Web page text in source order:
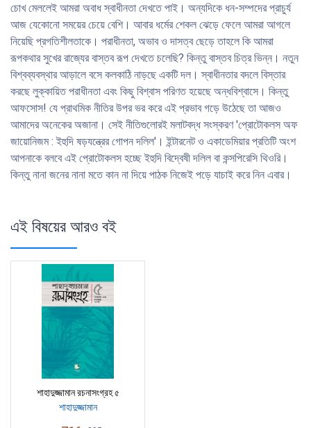
চোখ মেললেই আমরা অবাধ স্বাধীনতা দেখতে পাই। অন্যদিকে ধন-সম্পদের প্রাচুর্য
আজ যেকোনো সময়ের চেয়ে বেশি। আবার ধর্মের শেকল ঝেড়ে ফেলে আমরা আগলে
নিয়েছি প্রগতিশীলতাকে। পরাধীনতা, অভাব ও দাসত্ব ছেড়ে তাহলে কি আমরা
রূপকথার সুখের রাজ্যের বাস্তব রূপ দেখতে চলেছি? কিন্তু বাস্তব চিত্র ভিন্ন। নতুন
বিশ্বব্যবস্থার আড়ালে বসে কলকাঠি নাড়ছে একটি দল। স্বাধীনতার বদলে বিস্তার
করছে লুক্কায়িত পরাধীনতা এবং কিছু বিশ্বাস পরিণত হয়েছে অন্ধবিশ্বাসে। কিন্তু
আফসোস! যে প্রাথমিক নীতির উপর ভর করে এই প্রভাব গড়ে উঠেছে তা আজও
আমাদের অনেকের অজানা। সেই নীতিগুলোরই মলাটবদ্ধ সংস্করণ 'প্রোটোকলস অফ
জায়োনিজম : ইহুদি ষড়যন্ত্রের গোপন দলিল'। ইন্টারনেট ও একাডেমিয়ার প্রতিটি অংশ
আপনাকে বলবে এই প্রোটোকলস হচ্ছে ইহুদি বিদ্বেষী দলিল বা কন্সপিরেসি থিওরি।
কিন্তু নানা জনের নানা মতে কান না দিয়ে পাঠক নিজেই পড়ে যাচাই করে নিন এবার।
এই বিষয়ের আরও বই
শাহাদুজ্জামান রচনাসংগ্রহ ৫
শাহাদুজ্জামান